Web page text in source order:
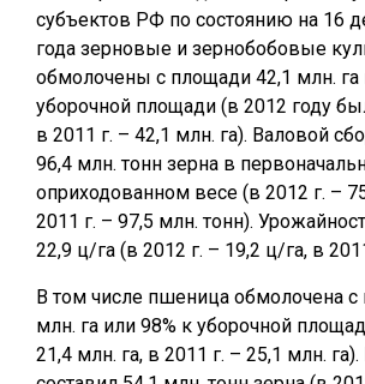
субъектов РФ по состоянию на 16
года зерновые и зернобобовые
обмолочены с площади 42,1 млн. га
уборочной площади (в 2012 году
в 2011 г. – 42,1 млн. га). Валовой
96,4 млн. тонн зерна в
оприходованном весе (в 2012 г. –
2011 г. – 97,5 млн. тонн).
22,9 ц/га (в 2012 г. – 19,2 ц/га, в
В том числе пшеница обмолочена с
млн. га или 98% к уборочной
21,4 млн. га, в 2011 г. – 25,1 млн.